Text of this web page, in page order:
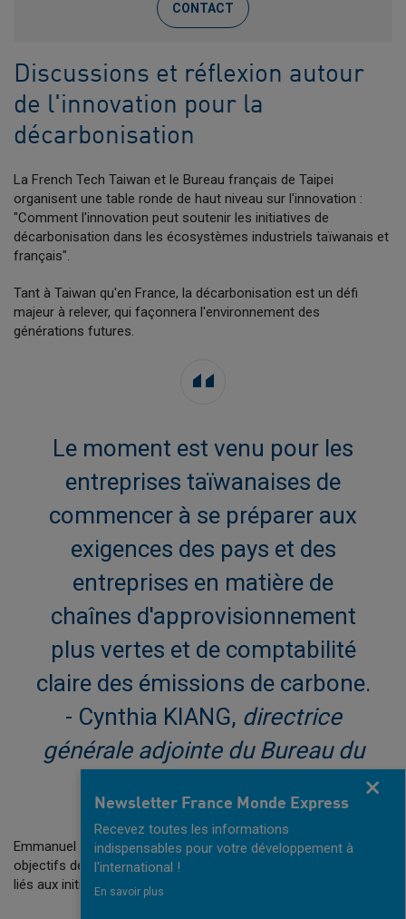
CONTACT
Discussions et réflexion autour
de l'innovation pour la
décarbonisation
La French Tech Taiwan et le Bureau français de Taipei
organisent une table ronde de haut niveau sur l'innovation :
"Comment l'innovation peut soutenir les initiatives de
décarbonisation dans les écosystèmes industriels taïwanais et
français".
Tant à Taiwan qu'en France, la décarbonisation est un défi
majeur à relever, qui façonnera l'environnement des
générations futures.
Le moment est venu pour les
entreprises taïwanaises de
commencer à se préparer aux
exigences des pays et des
entreprises en matière de
chaînes d'approvisionnement
plus vertes et de comptabilité
claire des émissions de carbone.
- Cynthia KIANG, directrice
générale adjointe du Bureau du
Emmanuel MACRON, président français, vient d'annoncer les 10
objectifs de "France2030", et cinq d'entre eux sont directement
liés aux initiatives de décarbonisation.
Newsletter France Monde Express
Recevez toutes les informations
indispensables pour votre développement à
l'international !
En savoir plus